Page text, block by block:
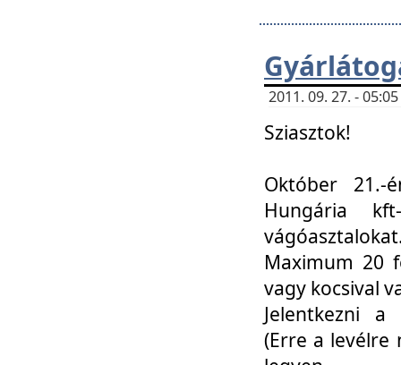
2011. 09. 27. -
Sziasztok!
Október 21.-
Hungária
Maximum 20
vagy kocsival
Jelentkezni a
(Erre a levélre